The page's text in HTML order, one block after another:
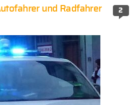
2
und Radfahrer